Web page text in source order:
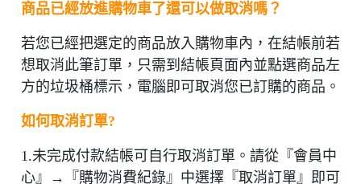
商品已經放進購物車了還可以做取消嗎？
若您已經把選定的商品放入購物車內，在結帳前若
想取消此筆訂單，只需到結帳頁面內並點選商品左
方的垃圾桶標示，電腦即可取消您已訂購的商品。
如何取消訂單?
1.未完成付款結帳可自行取消訂單。請從『會員中
心』→『購物消費紀錄』中選擇『取消訂單』即可